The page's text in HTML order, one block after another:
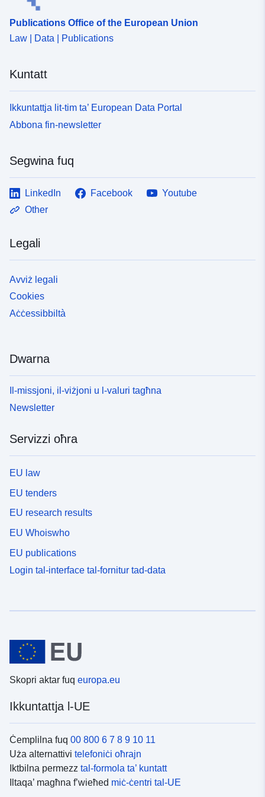
Publications Office of the European Union
Law | Data | Publications
Kuntatt
Ikkuntattja lit-tim ta’ European Data Portal
Abbona fin-newsletter
Segwina fuq
LinkedIn Facebook
Youtube
Other
Legali
Avviż legali
Cookies
Aċċessibbiltà
Dwarna
Il-missjoni, il-viżjoni u l-valuri tagħna
Newsletter
Servizzi oħra
EU law
EU tenders
EU research results
EU Whoiswho
EU publications
Login tal-interface tal-fornitur tad-data
Skopri aktar fuq europa.eu
Ikkuntattja l-UE
Ċemplilna fuq 00 800 6 7 8 9 10 11
Uża alternattivi telefoniċi oħrajn
Iktbilna permezz tal-formola ta’ kuntatt
Iltaqa’ magħna f’wieħed miċ-ċentri tal-UE